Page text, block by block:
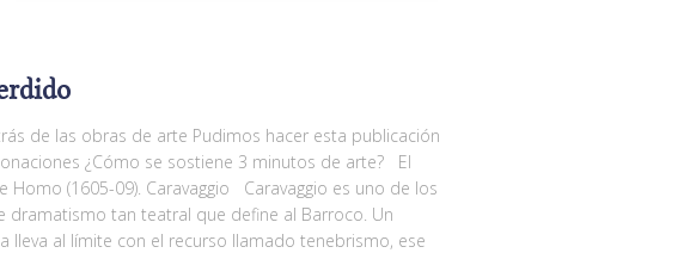
de las obras de arte Pudimos hacer esta publicación
¿Cómo se sostiene 3 minutos de arte? El
Homo (1605-09). Caravaggio Caravaggio es uno de los
dramatismo tan teatral que define al Barroco. Un
lleva al límite con el recurso llamado tenebrismo, ese